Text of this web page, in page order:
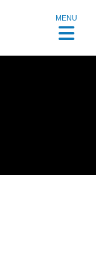
MENU